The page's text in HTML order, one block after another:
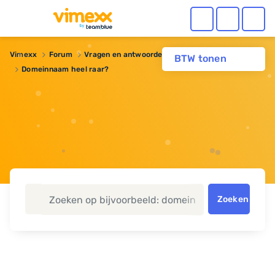
BTW tonen
Vimexx Forum Vragen en antwoorden
Domeinnaam
Domeinnaam heel raar?
Zoeken